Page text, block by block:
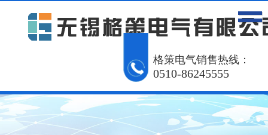
格策电气销售热线：
0510-86245555
产品中心
解决方案
资讯动态
关于我们